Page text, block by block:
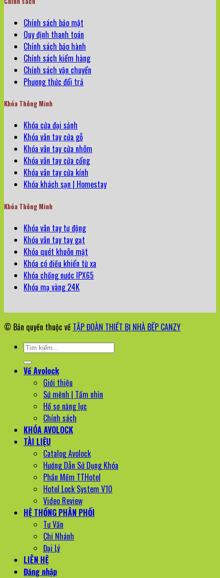
Chính sách bảo mật
Quy định thanh toán
Chính sách bảo hành
Chính sách kiểm hàng
Chính sách vận chuyển
Phương thức đổi trả
Khóa Thông Minh
Khóa cửa đại sảnh
Khóa vân tay cửa gỗ
Khóa vân tay cửa nhôm
Khóa vân tay cửa cổng
Khóa vân tay cửa kính
Khóa khách sạn | Homestay
Khóa Thông Minh
Khóa vân tay tự động
Khóa vân tay tay gạt
Khóa quét khuôn mặt
Khóa có điều khiển từ xa
Khóa chống nước IPX65
Khóa mạ vàng 24K
© Bản quyền thuộc về TẬP ĐOÀN THIẾT BỊ NHÀ BẾP CANZY
Tìm
kiếm:
Về Avolock
Giới thiệu
Sứ mệnh | Tầm nhìn
Hồ sơ năng lực
Chính sách
KHÓA AVOLOCK
TÀI LIỆU
Catalog Avolock
Hướng Dẫn Sử Dụng Khóa
Phần Mềm TTHotel
Hotel Lock System V10
Video Review
HỆ THỐNG PHÂN PHỐI
Tư Vấn
Chi Nhánh
Đại Lý
LIÊN HỆ
Đăng nhập